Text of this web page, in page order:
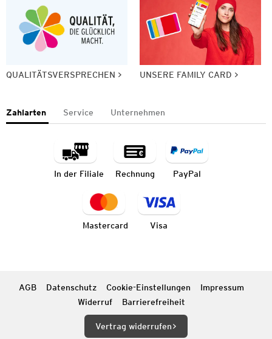
QUALITÄTSVERSPRECHEN UNSERE FAMILY CARD
Zahlarten Service Unternehmen
In der Filiale Rechnung PayPal
Mastercard Visa
AGB Datenschutz Cookie-Einstellungen
Impressum
Widerruf
Barrierefreiheit
Vertrag widerrufen